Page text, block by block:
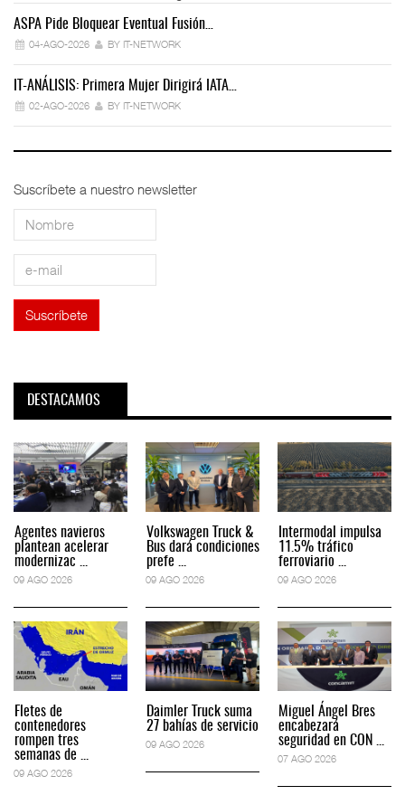
ASPA Pide Bloquear Eventual Fusión…
04-AGO-2026 BY IT-NETWORK
IT-ANÁLISIS: Primera Mujer Dirigirá IATA…
02-AGO-2026 BY IT-NETWORK
Suscríbete a nuestro newsletter
DESTACAMOS
Agentes navieros
plantean acelerar
modernizac ...
09 AGO 2026
Fletes de
contenedores
rompen tres
semanas de ...
09 AGO 2026
Volkswagen Truck &
Bus dará condiciones
prefe ...
09 AGO 2026
Daimler Truck suma
27 bahías de servicio
09 AGO 2026
Intermodal impulsa
11.5% tráfico
ferroviario ...
09 AGO 2026
Miguel Ángel Bres
encabezará
seguridad en CON ...
07 AGO 2026